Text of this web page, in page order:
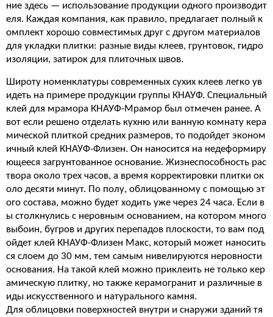
ние здесь — использование продукции одного производит
еля. Каждая компания, как правило, предлагает полный к
омплект хорошо совместимых друг с другом материалов
для укладки плитки: разные виды клеев, грунтовок, гидро
изоляции, затирок для плиточных швов.
Широту номенклатуры современных сухих клеев легко ув
идеть на примере продукции группы КНАУФ. Специальный
клей для мрамора КНАУФ-Мрамор был отмечен ранее. А
вот если решено отделать кухню или ванную комнату кера
мической плиткой средних размеров, то подойдет эконом
ичный клей КНАУФ-Флизен. Он наносится на недеформиру
ющееся загрунтованное основание. Жизнеспособность рас
твора около трех часов, а время корректировки плитки ок
оло десяти минут. По полу, облицованному с помощью эт
ого состава, можно будет ходить уже через 24 часа. Если в
ы столкнулись с неровным основанием, на котором много
выбоин, бугров и других перепадов плоскости, то вам под
ойдет клей КНАУФ-Флизен Макс, который может наносить
ся слоем до 30 мм, тем самым нивелируются неровности
основания. На такой клей можно приклеить не только кер
амическую плитку, но также керамогранит и различные в
иды искусственного и натурального камня.
Для облицовки поверхностей внутри и снаружи зданий тя